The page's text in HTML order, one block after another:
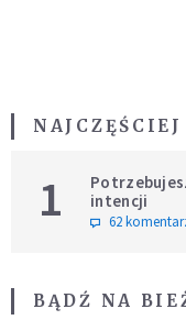
1
intencji
62
BĄDŹ NA